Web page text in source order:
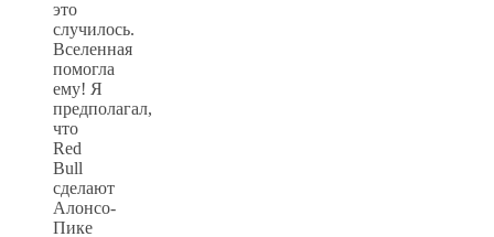
это
случилось.
Вселенная
помогла
ему! Я
предполагал,
что
Red
Bull
сделают
Алонсо-
Пике